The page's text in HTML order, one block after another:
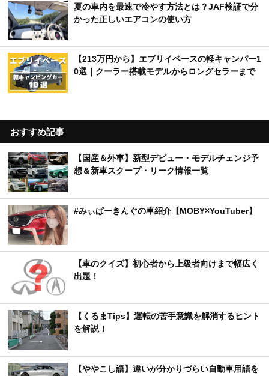
夏の車内を最速で冷やす方法とは？JAF検証で分
かった正しいエアコンの使い方
【213万円から】エブリイベースの軽キャンパー1
0選｜クーラー搭載モデルからロングセラーまで
おすすめ記事
【国産＆外車】新型デビュー・モデルチェンジ予
想＆新車スクープ・リーク情報一覧
#みぃぱーきんぐの車紹介【MOBY×YouTuber】
【車のクイズ】初心者から上級者向けまで幅広く
出題！
【くるまTips】運転の苦手意識を解消するヒント
を解説！
【ややこし語】違いが分かりづらい自動車用語を